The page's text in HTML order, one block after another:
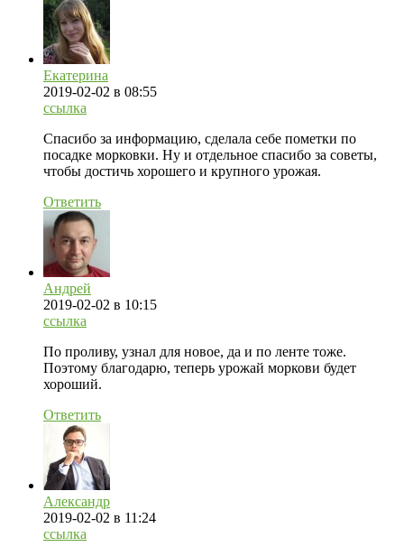
Екатерина
2019-02-02 в 08:55
ссылка
Спасибо за информацию, сделала себе пометки по
посадке морковки. Ну и отдельное спасибо за советы,
чтобы достичь хорошего и крупного урожая.
Ответить
Андрей
2019-02-02 в 10:15
ссылка
По проливу, узнал для новое, да и по ленте тоже.
Поэтому благодарю, теперь урожай моркови будет
хороший.
Ответить
Александр
2019-02-02 в 11:24
ссылка